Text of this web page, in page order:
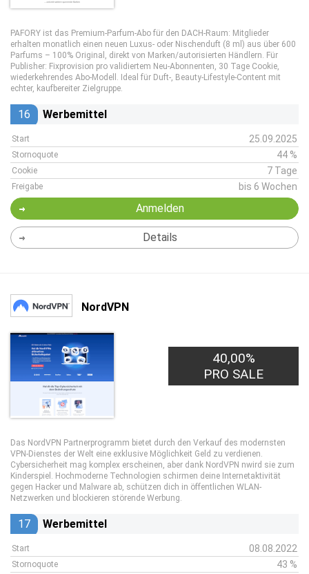
PAFORY ist das Premium-Parfum-Abo für den DACH-Raum: Mitglieder
erhalten monatlich einen neuen Luxus- oder Nischenduft (8 ml) aus über 600
Parfums – 100% Original, direkt von Marken/autorisierten Händlern. Für
Publisher: Fixprovision pro validiertem Neu-Abonnenten, 30 Tage Cookie,
wiederkehrendes Abo-Modell. Ideal für Duft-, Beauty-Lifestyle-Content mit
echter, kaufbereiter Zielgruppe.
16 Werbemittel
Start 25.09.2025
Stornoquote 44 %
Cookie 7 Tage
Freigabe bis 6 Wochen
Anmelden
Details
NordVPN
40,00%
PRO SALE
Das NordVPN Partnerprogramm bietet durch den Verkauf des modernsten
VPN-Dienstes der Welt eine exklusive Möglichkeit Geld zu verdienen.
Cybersicherheit mag komplex erscheinen, aber dank NordVPN nwird sie zum
Kinderspiel. Hochmoderne Technologien schirmen deine Internetaktivität
gegen Hacker und Malware ab, schützen dich in öffentlichen WLAN-
Netzwerken und blockieren störende Werbung.
17 Werbemittel
Start 08.08.2022
Stornoquote 43 %